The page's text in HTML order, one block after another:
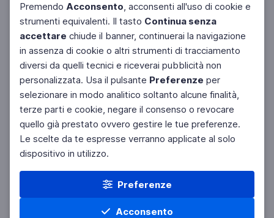
Premendo Acconsento, acconsenti all'uso di cookie e
strumenti equivalenti. Il tasto Continua senza
accettare chiude il banner, continuerai la navigazione
in assenza di cookie o altri strumenti di tracciamento
diversi da quelli tecnici e riceverai pubblicità non
personalizzata. Usa il pulsante Preferenze per
selezionare in modo analitico soltanto alcune finalità,
terze parti e cookie, negare il consenso o revocare
quello già prestato ovvero gestire le tue preferenze.
Le scelte da te espresse verranno applicate al solo
dispositivo in utilizzo.
Preferenze
Acconsento